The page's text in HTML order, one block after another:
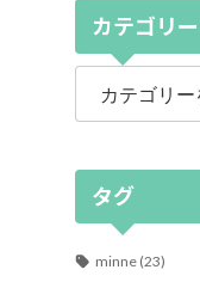
カテゴリー
カ
ゴ
タグ
minne(23)